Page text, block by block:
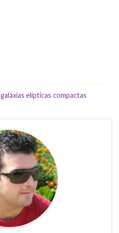
galáxias elípticas compactas